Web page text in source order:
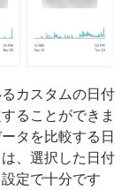
カスタムの日付
ることができま
タを比較する日
、選択した日付
定で十分です